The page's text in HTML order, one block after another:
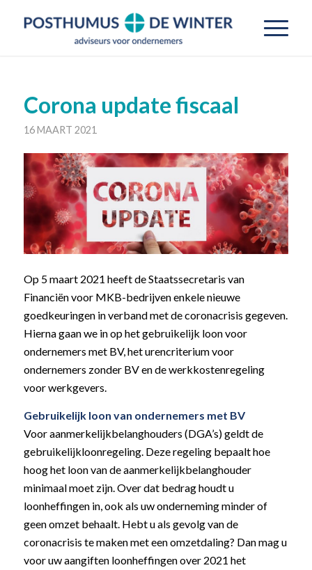
Corona update fiscaal
16 MAART 2021
Op 5 maart 2021 heeft de Staatssecretaris van
Financiën voor MKB-bedrijven enkele nieuwe
goedkeuringen in verband met de coronacrisis gegeven.
Hierna gaan we in op het gebruikelijk loon voor
ondernemers met BV, het urencriterium voor
ondernemers zonder BV en de werkkostenregeling
voor werkgevers.
Gebruikelijk loon van ondernemers met BV
Voor aanmerkelijkbelanghouders (DGA’s) geldt de
gebruikelijkloonregeling. Deze regeling bepaalt hoe
hoog het loon van de aanmerkelijkbelanghouder
minimaal moet zijn. Over dat bedrag houdt u
loonheffingen in, ook als uw onderneming minder of
geen omzet behaalt. Hebt u als gevolg van de
coronacrisis te maken met een omzetdaling? Dan mag u
voor uw aangiften loonheffingen over 2021 het